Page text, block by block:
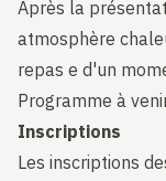
Après la
atmosphère
repas e d'un
Programme à
Inscriptions
Les inscriptions